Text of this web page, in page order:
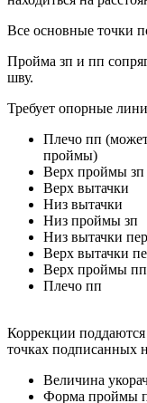
Все основные точки
Пройма зп и пп
шву.
Требует опорные
Плечо пп
проймы)
Верх проймы зп
Верх вытачки
Низ вытачки
Низ проймы зп
Низ вытачки
Верх вытачки
Верх проймы пп
Плечо пп
Коррекции
точках подписанных
Величина
Форма проймы